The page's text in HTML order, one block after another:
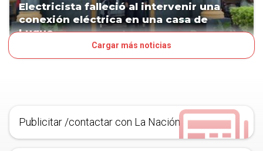
Electricista falleció al intervenir una
conexión eléctrica en una casa de
Luque
Cargar más noticias
Publicitar /contactar con La Nación